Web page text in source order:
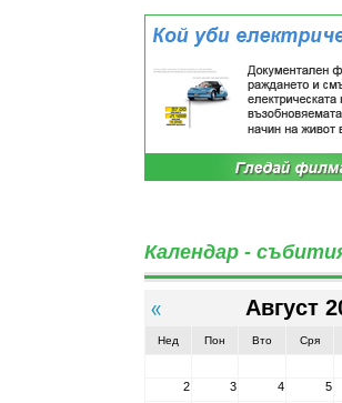
Календар -
Август
Нед Пон Вто Сря
2
3 4 5